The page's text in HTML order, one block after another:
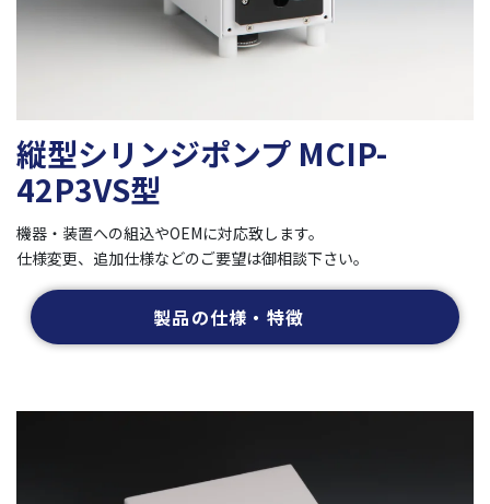
縦型シリンジポンプ MCIP-
42P3VS型
機器・装置への組込やOEMに対応致します。
仕様変更、追加仕様などのご要望は御相談下さい。
製品の仕様・特徴